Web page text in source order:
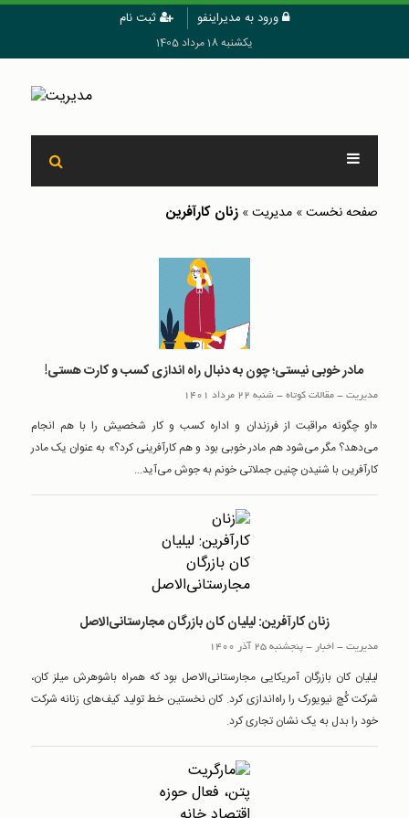
ورود به مدیراینفو ثبت نام
یکشنبه 18 مرداد 1405
صفحه نخست» مدیریت» زنان کارآفرین
مادر خوبی نیستی؛ چون به‌ دنبال راه‌ اندازی کسب‌ و‌ کارت هستی!
مدیریت-مقالات کوتاه- شنبه 22 مرداد 1401
«او چگونه مراقبت از فرزندان و اداره کسب و کار شخصیش را با هم انجام
می‌دهد؟ مگر می‌شود هم مادر خوبی بود و هم کارآفرینی کرد؟» به عنوان یک مادر
کارآفرین با شنیدن چنین جملاتی خونم به جوش می‌آید...
زنان کارآفرین: لیلیان کان بازرگان مجارستانی‌الاصل
مدیریت-اخبار -پنجشنبه 25 آذر 1400
لیلیان کان بازرگان آمریکایی مجارستانی‌الاصل بود که همراه باشوهرش میلز کان،
شرکت کُچ نیویورک را راه‌اندازی کرد. کان نخستین خط تولید کیف‌های زنانه شرکت
خود را بدل به یک نشان تجاری کرد.